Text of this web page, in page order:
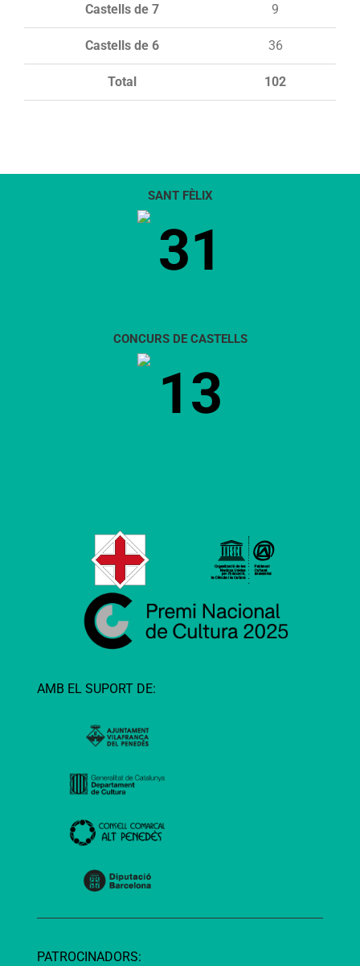
Total 102
Castells de 7 9
Castells de 6 36
SANT FÈLIX
31
CONCURS DE CASTELLS
13
AMB EL SUPORT DE:
PATROCINADORS: